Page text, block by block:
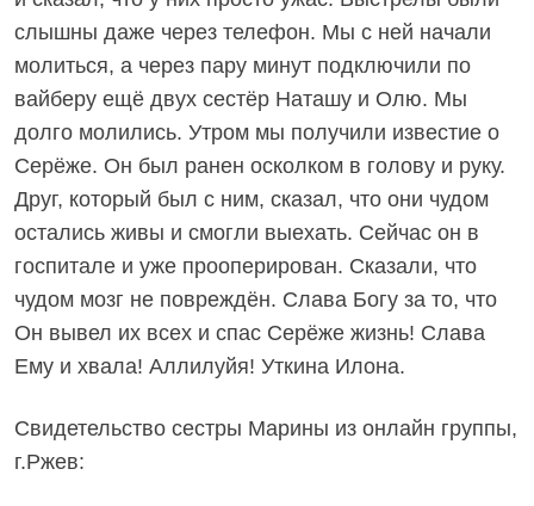
слышны даже через телефон. Мы с ней начали
молиться, а через пару минут подключили по
вайберу ещё двух сестёр Наташу и Олю. Мы
долго молились. Утром мы получили известие о
Серёже. Он был ранен осколком в голову и руку.
Друг, который был с ним, сказал, что они чудом
остались живы и смогли выехать. Сейчас он в
госпитале и уже прооперирован. Сказали, что
чудом мозг не повреждён. Слава Богу за то, что
Он вывел их всех и спас Серёже жизнь! Слава
Ему и хвала! Аллилуйя! Уткина Илона.
Свидетельство сестры Марины из онлайн группы,
г.Ржев: